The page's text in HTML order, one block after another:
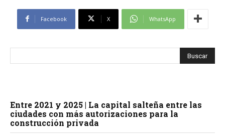
Facebook X WhatsApp
Entre 2021 y 2025 | La capital salteña entre las
ciudades con más autorizaciones para la
construcción privada